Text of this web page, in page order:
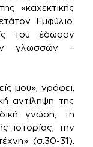
«καχεκτικής
Εμφύλιο.
του έδωσαν
γλωσσών –
μου», γράφει,
αντίληψη της
γνώση, τη
ιστορίας, την
(σ.30-31).